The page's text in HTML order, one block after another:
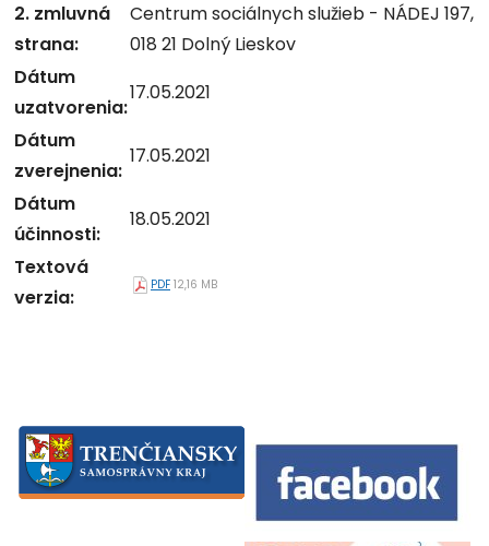
2. zmluvná
strana:
Centrum sociálnych služieb - NÁDEJ 197,
018 21 Dolný Lieskov
Dátum
uzatvorenia:
17.05.2021
Dátum
zverejnenia:
17.05.2021
Dátum
účinnosti:
18.05.2021
Textová
verzia:
PDF 12,16 MB